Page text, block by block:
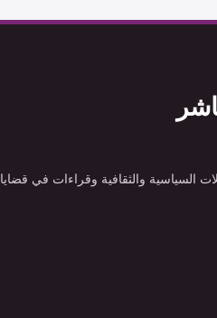
السياسية والثقافية وقراءات في قضايا